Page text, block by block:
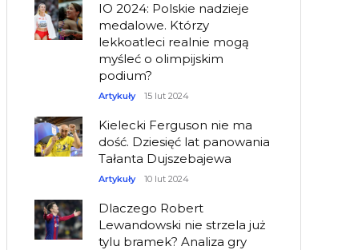
IO 2024: Polskie nadzieje
medalowe. Którzy
lekkoatleci realnie mogą
myśleć o olimpijskim
podium?
Artykuły 15 lut 2024
Kielecki Ferguson nie ma
dość. Dziesięć lat panowania
Tałanta Dujszebajewa
Artykuły 10 lut 2024
Dlaczego Robert
Lewandowski nie strzela już
tylu bramek? Analiza gry